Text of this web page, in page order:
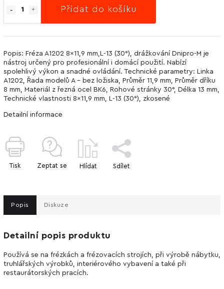
Přidat do košíku
Popis: Fréza A1202 8x11,9 mm,L-13 (30°), drážkování Dnipro-M je
nástroj určený pro profesionální i domácí použití. Nabízí
spolehlivý výkon a snadné ovládání. Technické parametry: Linka
А1202, Řada modelů A - bez ložiska, Průměr 11,9 mm, Průměr dříku
8 mm, Materiál z řezná ocel BK6, Rohové stránky 30°, Délka 13 mm,
Technické vlastnosti 8x11,9 mm, L-13 (30°), zkosené
Detailní informace
Tisk Zeptat se Hlídat Sdílet
Popis Diskuze
Detailní popis produktu
Používá se na frézkách a frézovacích strojích, při výrobě nábytku,
truhlářských výrobků, interiérového vybavení a také při
restaurátorských pracích.